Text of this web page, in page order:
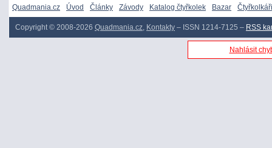
Quadmania.cz Úvod Články Závody Katalog čtyřkolek Bazar Čtyřkolkáři
Copyright © 2008-2026 Quadmania.cz, Kontakty – ISSN 1214-7125 – RSS
Nahlásit